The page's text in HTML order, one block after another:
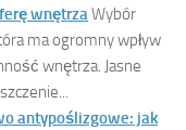
wnętrzaWybór
ma ogromny wpływ
wnętrza. Jasne
antypoślizgowe: jak